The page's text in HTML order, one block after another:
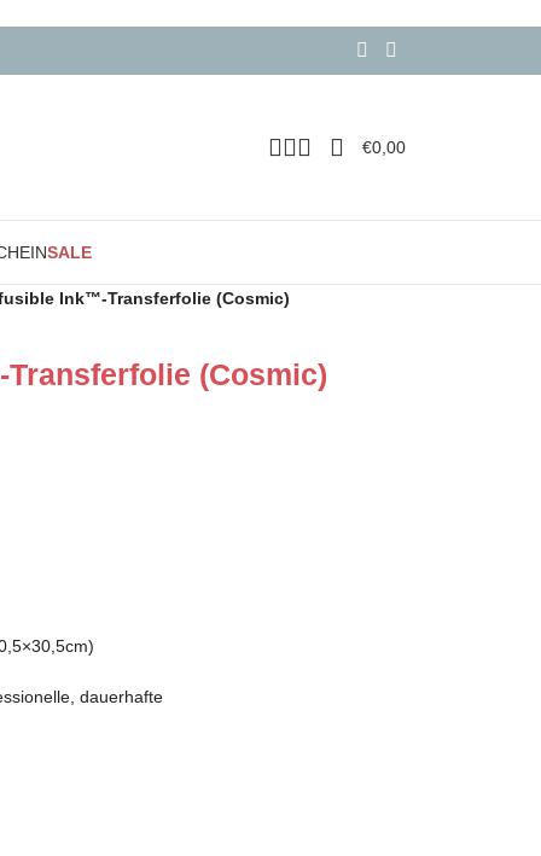
€0,00
SALE
Ink™-Transferfolie (Cosmic)
(Cosmic)
dauerhafte